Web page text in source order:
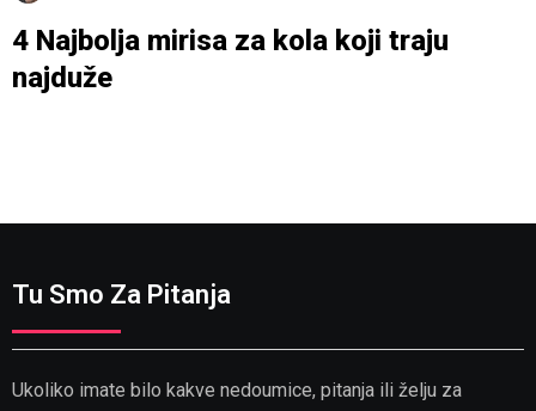
4 Najbolja mirisa za kola koji traju
najduže
Tu Smo Za Pitanja
Ukoliko imate bilo kakve nedoumice, pitanja ili želju za